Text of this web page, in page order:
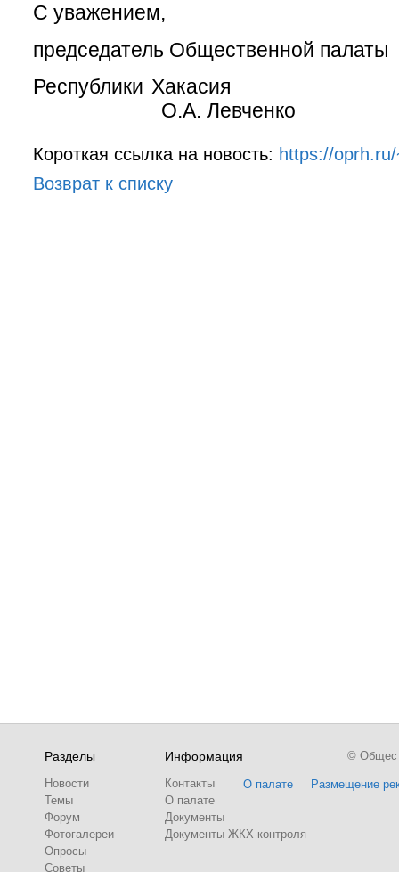
С уважением,
председатель Общественной палаты
Республики
О.А. Левченко
Короткая ссылка на новость: https://
Возврат к списку
Разделы
Новости
Темы
Форум
Фотогалереи
Опросы
Советы
Информация
Контакты
О палате
Документы
Документы ЖКХ-контроля
О палате Размещение
©